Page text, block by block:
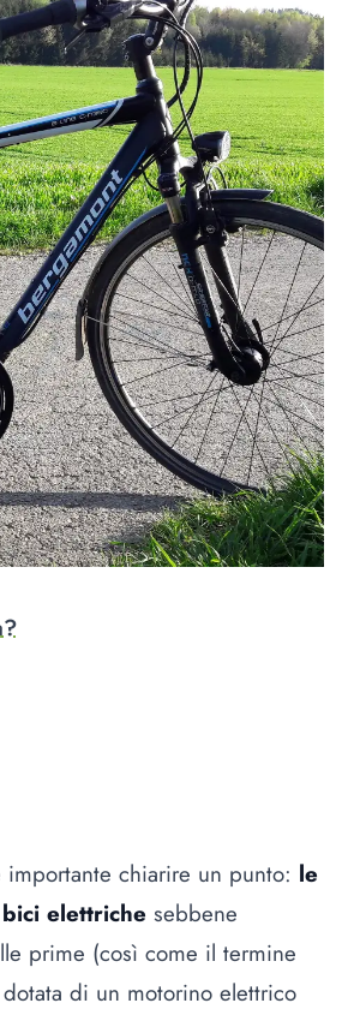
chiarire un punto: le
elettriche sebbene
prime (così come il termine
di un motorino elettrico